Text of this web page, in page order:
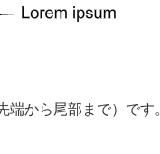
から尾部まで）です。